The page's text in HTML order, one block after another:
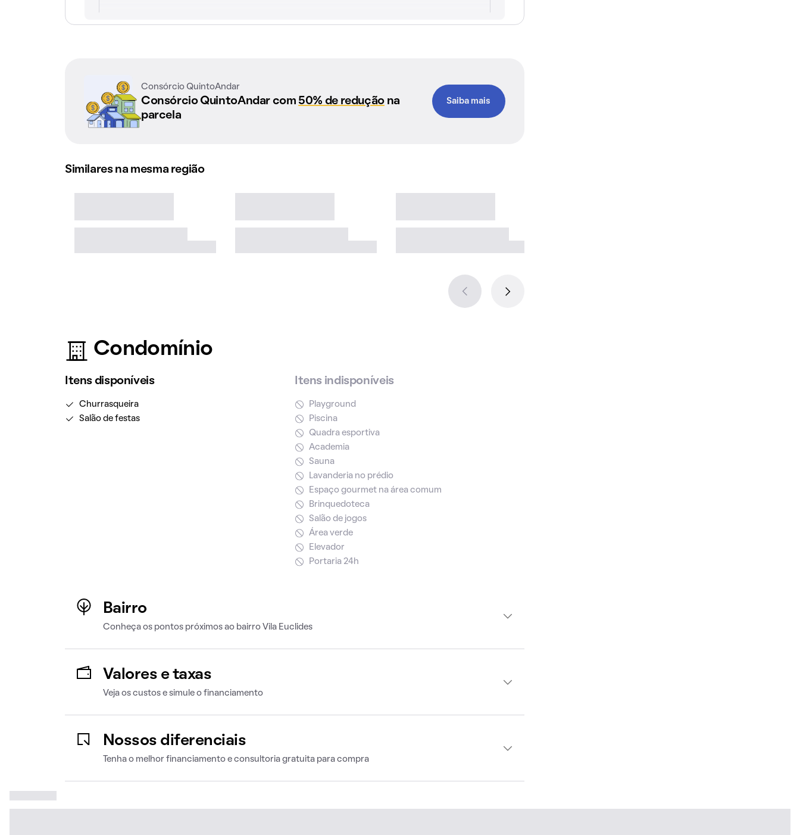
Consórcio QuintoAndar
Consórcio QuintoAndar com 50% de reduçãona
parcela
Saiba mais
Similares na mesma região
Condomínio
Itens disponíveis
Churrasqueira
Salão de festas
Itens indisponíveis
Playground
Piscina
Quadra esportiva
Academia
Sauna
Lavanderia no prédio
Espaço gourmet na área comum
Brinquedoteca
Salão de jogos
Área verde
Elevador
Portaria 24h
Bairro
Conheça os pontos próximos ao bairro Vila Euclides
Valores e taxas
Veja os custos e simule o financiamento
Nossos diferenciais
Tenha o melhor financiamento e consultoria gratuita para compra